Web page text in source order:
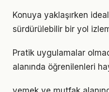
Konuya yaklaşırken
sürdürülebilir bir yol
Pratik uygulamalar
alanında öğrenilenleri